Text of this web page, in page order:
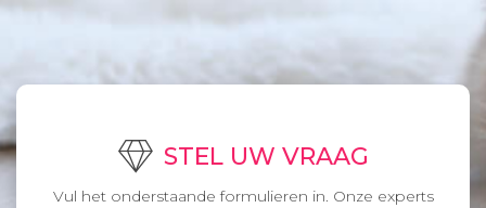
STEL UW VRAAG
Vul het onderstaande formulieren in. Onze experts